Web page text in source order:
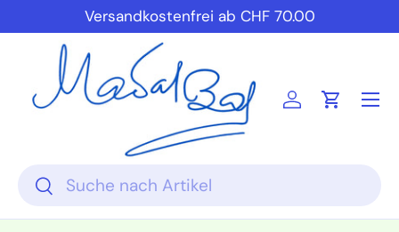
Direkt zum Inhalt
Versandkostenfrei ab CHF 70.00
Suchen
Suchen
Einloggen